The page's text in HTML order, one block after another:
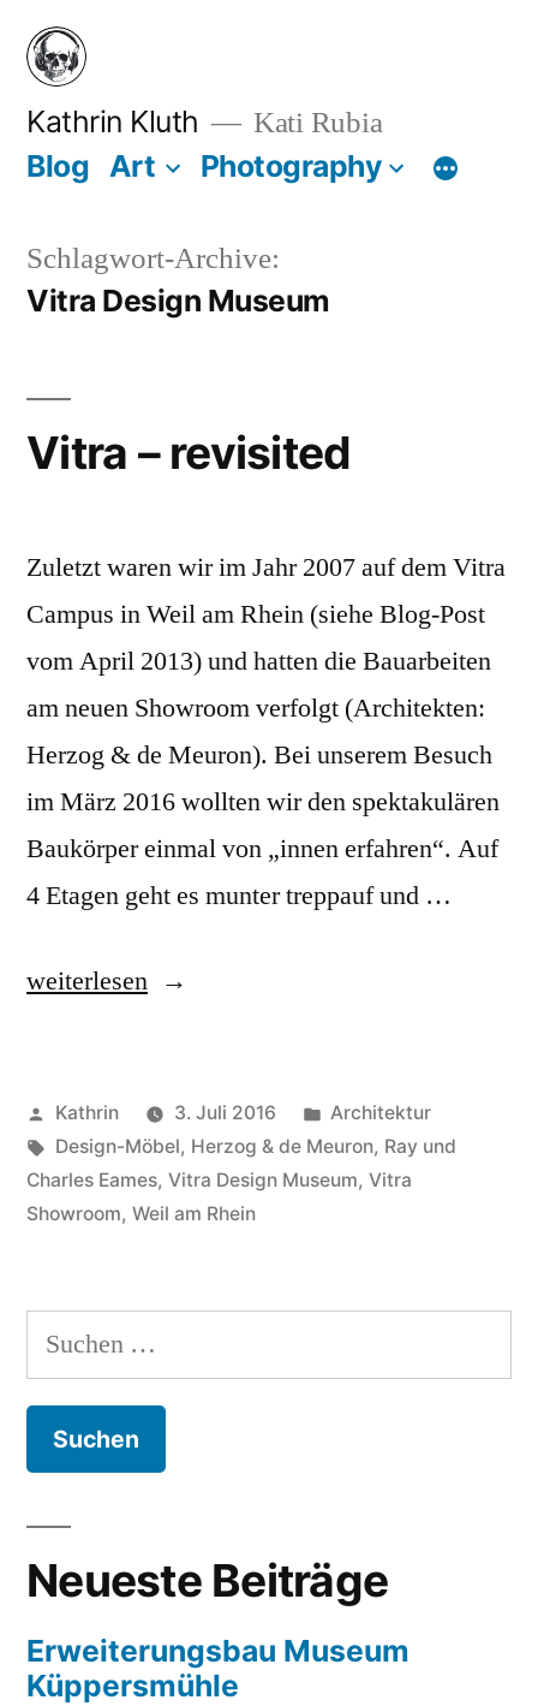
Zum
Inhalt
springen
Kathrin Kluth Kati Rubia
Blog Art Photography
Schlagwort-Archive:
Vitra Design Museum
Vitra – revisited
Zuletzt waren wir im Jahr 2007 auf dem Vitra
Campus in Weil am Rhein (siehe Blog-Post
vom April 2013) und hatten die Bauarbeiten
am neuen Showroom verfolgt (Architekten:
Herzog & de Meuron). Bei unserem Besuch
im März 2016 wollten wir den spektakulären
Baukörper einmal von „innen erfahren“. Auf
4 Etagen geht es munter treppauf und …
„Vitra
weiterlesen
Veröffentlicht
von
Kathrin 3. Juli 2016
Veröffentlicht
in
Architektur
Schlagwörter:
Design-Möbel, Herzog & de Meuron, Ray und
Charles Eames, Vitra Design Museum, Vitra
Showroom, Weil am Rhein
Suchen
nach:
Neueste Beiträge
Erweiterungsbau Museum
Küppersmühle